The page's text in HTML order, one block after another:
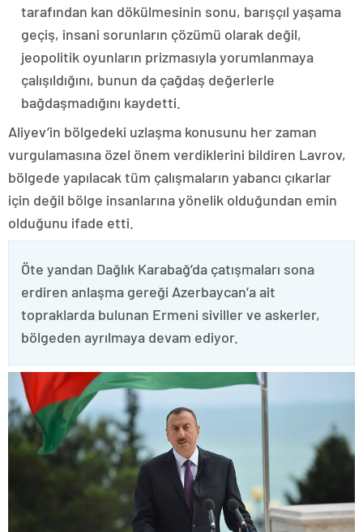
tarafından kan dökülmesinin sonu, barışçıl yaşama
geçiş, insani sorunların çözümü olarak değil,
jeopolitik oyunların prizmasıyla yorumlanmaya
çalışıldığını, bunun da çağdaş değerlerle
bağdaşmadığını kaydetti.
Aliyev’in bölgedeki uzlaşma konusunu her zaman
vurgulamasına özel önem verdiklerini bildiren Lavrov,
bölgede yapılacak tüm çalışmaların yabancı çıkarlar
için değil bölge insanlarına yönelik olduğundan emin
olduğunu ifade etti.
Öte yandan Dağlık Karabağ’da çatışmaları sona
erdiren anlaşma gereği Azerbaycan’a ait
topraklarda bulunan Ermeni siviller ve askerler,
bölgeden ayrılmaya devam ediyor.